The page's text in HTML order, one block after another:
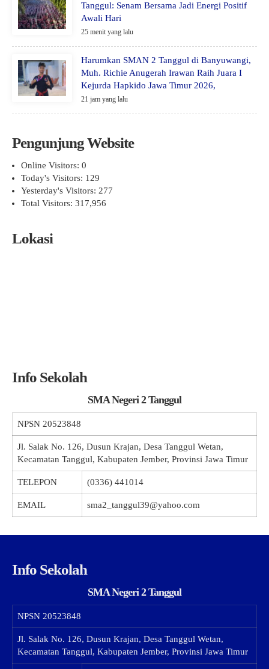
Tanggul: Senam Bersama Jadi Energi Positif
Awali Hari
25 menit yang lalu
Harumkan SMAN 2 Tanggul di Banyuwangi,
Muh. Richie Anugerah Irawan Raih Juara I
Kejurda Hapkido Jawa Timur 2026,
21 jam yang lalu
Pengunjung Website
Online Visitors: 0
Today's Visitors: 129
Yesterday's Visitors: 277
Total Visitors: 317,956
Lokasi
Info Sekolah
SMA Negeri 2 Tanggul
NPSN 20523848
Jl. Salak No. 126, Dusun Krajan, Desa Tanggul Wetan,
Kecamatan Tanggul, Kabupaten Jember, Provinsi Jawa Timur
TELEPON (0336) 441014
EMAIL sma2_tanggul39@yahoo.com
Info Sekolah
SMA Negeri 2 Tanggul
NPSN 20523848
Jl. Salak No. 126, Dusun Krajan, Desa Tanggul Wetan,
Kecamatan Tanggul, Kabupaten Jember, Provinsi Jawa Timur